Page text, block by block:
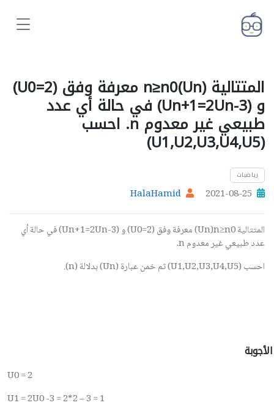
المتتالية (Un)n≥n0 معرفة وفق (U0=2)
و (Un+1=2Un-3) في حالة أي عدد
طبيعي غير معدوم n. احسب
(U1,U2,U3,U4,U5)
رياضيات
2021-08-25
HalaHamid
المتتالية(Un)n≥n0معرفة وفق (U0=2) و (Un+1=2Un-3) في حالة أي
عدد طبيعي غير معدومn
.
احسب (U1,U2,U3,U4,U5) ثم خمن عبارة (Un) بدلالة (n
).
الأجوبة
U0 = 2
U1 = 2U0 -3 = 2*2 – 3 = 1